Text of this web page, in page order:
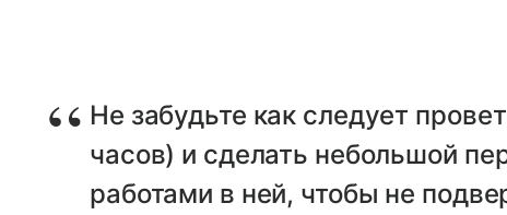
Не забудьте как следует
часов) и сделать небольшой
работами в ней, чтобы не